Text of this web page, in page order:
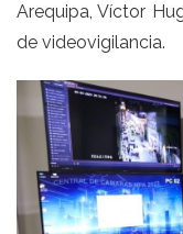
Arequipa, Víctor
de videovigilancia.